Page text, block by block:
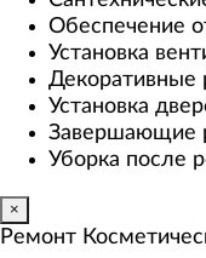
Обеспечение
Установка
Декоративные
Установка
Завершающие
Уборка после
×
Ремонт